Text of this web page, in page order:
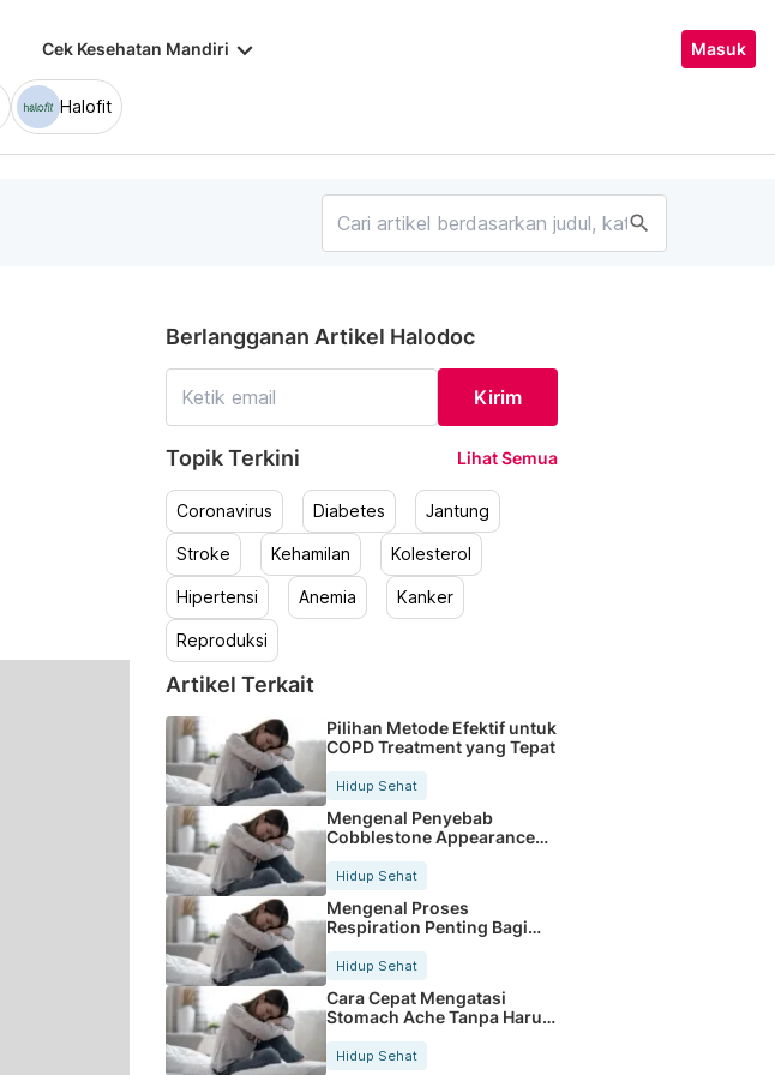
Cek Kesehatan Mandiri keyboard_arrow_down Masuk
Halofit
search
Berlangganan Artikel Halodoc
Kirim
Topik Terkini Lihat Semua
Coronavirus Diabetes Jantung
Stroke Kehamilan Kolesterol
Hipertensi Anemia Kanker
Reproduksi
Artikel Terkait
Pilihan Metode Efektif untuk
COPD Treatment yang Tepat
Hidup Sehat
Mengenal Penyebab
Cobblestone Appearance
Hidup Sehat
Mengenal Proses
Respiration Penting Bagi
Hidup Sehat
Cara Cepat Mengatasi
Stomach Ache Tanpa Harus
Hidup Sehat